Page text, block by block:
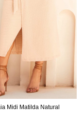
Midi Matilda Natural